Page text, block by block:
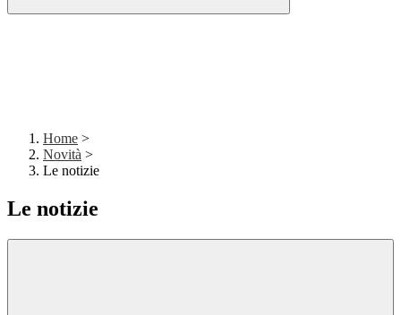
Home >
Novità >
Le notizie
Le notizie